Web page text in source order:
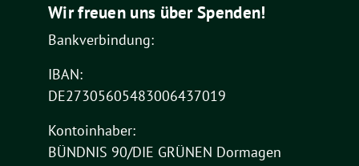
Wir freuen uns über Spenden!
Bankverbindung:
IBAN:
DE27305605483006437019
Kontoinhaber:
BÜNDNIS 90/DIE GRÜNEN Dormagen